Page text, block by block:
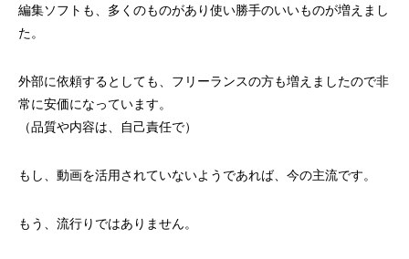
編集ソフトも、多くのものがあり使い勝手のいいものが増えまし
た。
外部に依頼するとしても、フリーランスの方も増えましたので非
常に安価になっています。
（品質や内容は、自己責任で）
もし、動画を活用されていないようであれば、今の主流です。
もう、流行りではありません。